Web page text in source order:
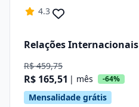
4.3
Relações Internacionais
R$ 459,75
R$ 165,51 | mês -64%
Mensalidade grátis